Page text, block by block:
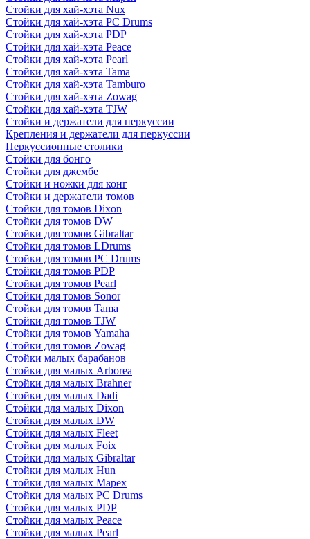
Стойки для хай-хэта Nux
Стойки для хай-хэта PC Drums
Стойки для хай-хэта PDP
Стойки для хай-хэта Peace
Стойки для хай-хэта Pearl
Стойки для хай-хэта Tama
Стойки для хай-хэта Tamburo
Стойки для хай-хэта Zowag
Стойки для хай-хэта TJW
Стойки и держатели для перкуссии
Крепления и держатели для перкуссии
Перкуссионные столики
Стойки для бонго
Стойки для джембе
Стойки и ножки для конг
Стойки и держатели томов
Стойки для томов Dixon
Стойки для томов DW
Стойки для томов Gibraltar
Стойки для томов LDrums
Стойки для томов PC Drums
Стойки для томов PDP
Стойки для томов Pearl
Стойки для томов Sonor
Стойки для томов Tama
Стойки для томов TJW
Стойки для томов Yamaha
Стойки для томов Zowag
Стойки малых барабанов
Стойки для малых Arborea
Стойки для малых Brahner
Стойки для малых Dadi
Стойки для малых Dixon
Стойки для малых DW
Стойки для малых Fleet
Стойки для малых Foix
Стойки для малых Gibraltar
Стойки для малых Hun
Стойки для малых Mapex
Стойки для малых PC Drums
Стойки для малых PDP
Стойки для малых Peace
Стойки для малых Pearl